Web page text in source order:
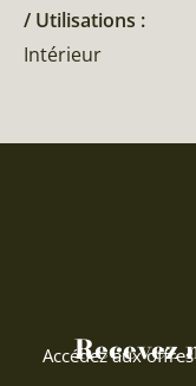
/ Utilisations :
Intérieur
Recevez
Accédez aux